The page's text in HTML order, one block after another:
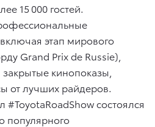
15 000 гостей.
этап мирового
Grand Prix de Russie),
кинопоказы,
от лучших райдеров.
состоялся
популярного